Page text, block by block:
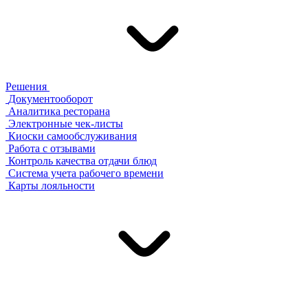
Решения
Документооборот
Аналитика ресторана
Электронные чек-листы
Киоски самообслуживания
Работа с отзывами
Контроль качества отдачи блюд
Система учета рабочего времени
Карты лояльности